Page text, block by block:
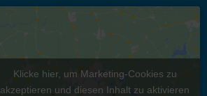
Klicke hier, um Marketing-Cookies zu
akzeptieren und diesen Inhalt zu aktivieren